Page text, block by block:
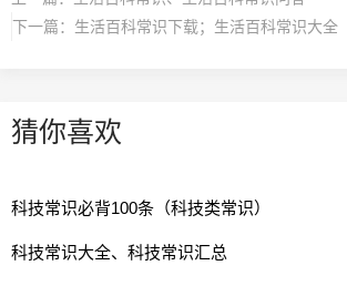
下一篇： 生活百科常识下载；生活百科常识大全
猜你喜欢
科技常识必背100条（科技类常识）
科技常识大全、科技常识汇总